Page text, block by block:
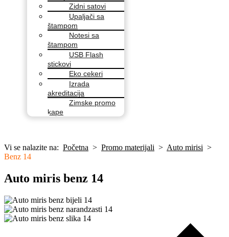
Zidni satovi
Upaljači sa
štampom
Notesi sa
štampom
USB Flash
stickovi
Eko cekeri
Izrada
akreditacija
Zimske promo
kape
Vi se nalazite na: Početna > Promo materijali > Auto mirisi >
Benz 14
Auto miris benz 14